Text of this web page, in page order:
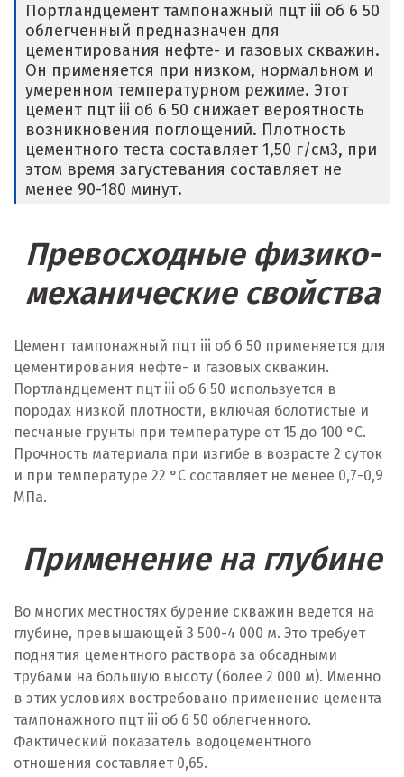
Портландцемент тампонажный пцт iii об 6 50
облегченный предназначен для
цементирования нефте- и газовых скважин.
Он применяется при низком, нормальном и
умеренном температурном режиме. Этот
цемент пцт iii об 6 50 снижает вероятность
возникновения поглощений. Плотность
цементного теста составляет 1,50 г/см3, при
этом время загустевания составляет не
менее 90-180 минут.
Превосходные физико-
механические свойства
Цемент тампонажный пцт iii об 6 50 применяется для
цементирования нефте- и газовых скважин.
Портландцемент пцт iii об 6 50 используется в
породах низкой плотности, включая болотистые и
песчаные грунты при температуре от 15 до 100 °C.
Прочность материала при изгибе в возрасте 2 суток
и при температуре 22 °C составляет не менее 0,7-0,9
МПа.
Применение на глубине
Во многих местностях бурение скважин ведется на
глубине, превышающей 3 500-4 000 м. Это требует
поднятия цементного раствора за обсадными
трубами на большую высоту (более 2 000 м). Именно
в этих условиях востребовано применение цемента
тампонажного пцт iii об 6 50 облегченного.
Фактический показатель водоцементного
отношения составляет 0,65.